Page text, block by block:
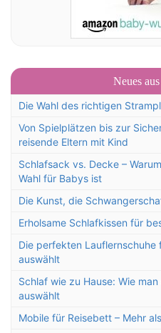
Neues
Die Wahl des richtigen
Von Spielplätzen bis zur
reisende Eltern mit Kind
Schlafsack vs. Decke –
Wahl für Babys ist
Die Kunst, die
Erholsame Schlafkissen für
Die perfekten Lauflernschuhe
auswählt
Schlaf wie zu Hause: Wie
auswählt
Mobile für Reisebett – Mehr